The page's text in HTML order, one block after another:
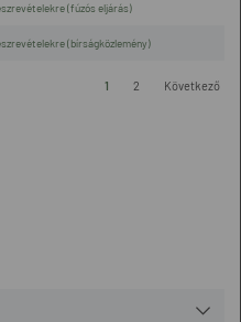
(fúzós eljárás)
(bírságközlemény)
1 2 Következő